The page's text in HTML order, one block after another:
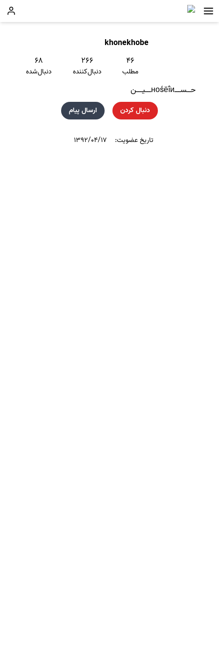
khonekhobe
۴۶
مطلب
۲۶۶
دنبال‌کننده
۶۸
دنبال‌شده
حــســـноśёîиـــیـــن
دنبال کردن ارسال پیام
تاریخ عضویت: ۱۳۹۲/۰۴/۱۷